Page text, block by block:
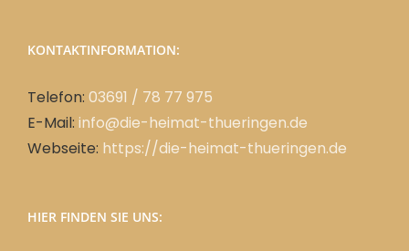
KONTAKTINFORMATION:
Telefon: 03691 / 78 77 975
E-Mail: info@die-heimat-thueringen.de
Webseite: https://die-heimat-thueringen.de
HIER FINDEN SIE UNS: